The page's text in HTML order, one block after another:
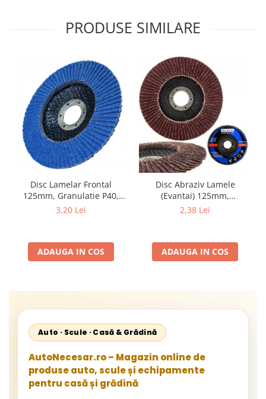
PRODUSE SIMILARE
Disc Lamelar Frontal
125mm, Granulatie P40,
Abraziv Premium din
13300 RPM, pentru Slefuire
Otel, Inox, Lemn si Metal,
3,20 Lei
ADAUGA IN COS
Disc Abraziv Lamele
(Evantai) 125mm,
Granulație , pentru Metal și
2,38 Lei
ADAUGA IN COS
Auto · Scule · Casă & Grădină
AutoNecesar.ro – Magazin online de
produse auto, scule și echipamente
pentru casă și grădină